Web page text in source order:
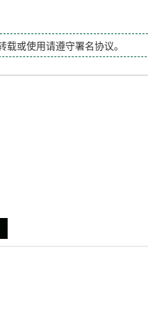
或使用请遵守署名协议。